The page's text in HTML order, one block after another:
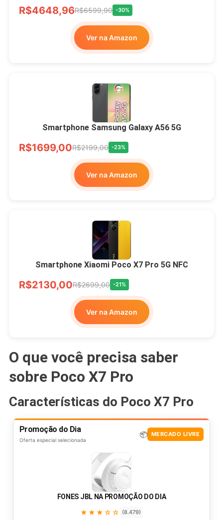
R$4648,96R$6599,90 -30%
Ver na Amazon
Smartphone Samsung Galaxy A56 5G
R$1699,00R$2199,00 -23%
Ver na Amazon
Smartphone Xiaomi Poco X7 Pro 5G NFC
R$2130,00R$2699,00 -21%
Ver na Amazon
O que você precisa saber
sobre Poco X7 Pro
Características do Poco X7 Pro
Promoção do Dia
Oferta especial selecionada
📦 MERCADO LIVRE
FONES JBL NA PROMOÇÃO DO DIA
★★★☆☆ (8.479)